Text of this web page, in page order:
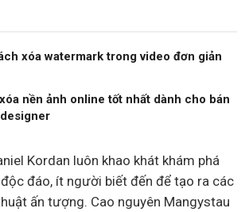
xóa watermark trong video đơn giản
nền ảnh online tốt nhất dành cho bán
Kordan luôn khao khát khám phá
đáo, ít người biết đến để tạo ra các
ấn tượng. Cao nguyên Mangystau